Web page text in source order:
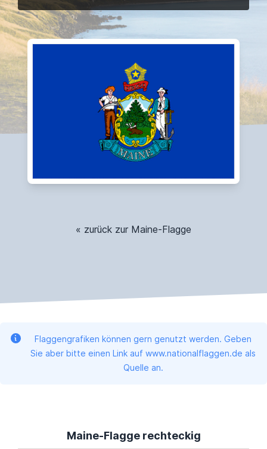
« zurück zur Maine-Flagge
Flaggengrafiken können gern genutzt werden. Geben
Sie aber bitte einen Link auf www.nationalflaggen.de als
Quelle an.
Maine-Flagge rechteckig